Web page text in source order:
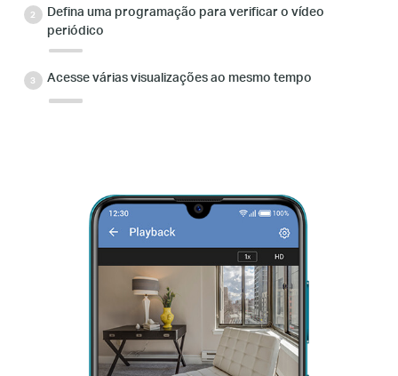
Defina uma programação para verificar o vídeo
periódico
Acesse várias visualizações ao mesmo tempo